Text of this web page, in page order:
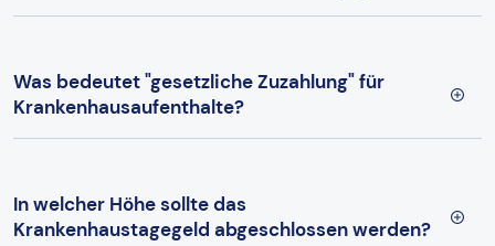
Was bedeutet "gesetzliche Zuzahlung" für
Krankenhausaufenthalte?
In welcher Höhe sollte das
Krankenhaustagegeld abgeschlossen werden?